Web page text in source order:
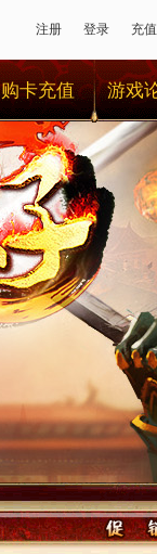
注册 登录 充值
购卡充值 游戏